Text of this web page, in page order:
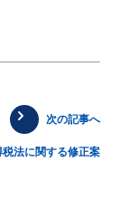
次の記事へ
法に関する修正案